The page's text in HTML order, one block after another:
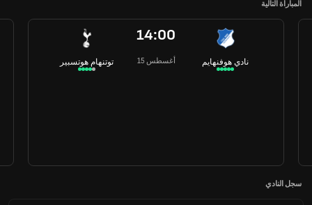
المباراة التالية
توتنهام هوتسبير
14:00
15 أغسطس نادي هوفنهايم
سجل النادي